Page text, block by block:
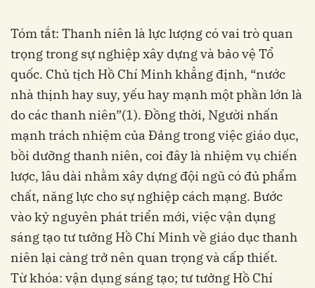
Tóm tắt: Thanh niên là lực lượng có vai trò quan
trọng trong sự nghiệp xây dựng và bảo vệ Tổ
quốc. Chủ tịch Hồ Chí Minh khẳng định, “nước
nhà thịnh hay suy, yếu hay mạnh một phần lớn là
do các thanh niên”(1). Đồng thời, Người nhấn
mạnh trách nhiệm của Đảng trong việc giáo dục,
bồi dưỡng thanh niên, coi đây là nhiệm vụ chiến
lược, lâu dài nhằm xây dựng đội ngũ có đủ phẩm
chất, năng lực cho sự nghiệp cách mạng. Bước
vào kỷ nguyên phát triển mới, việc vận dụng
sáng tạo tư tưởng Hồ Chí Minh về giáo dục thanh
niên lại càng trở nên quan trọng và cấp thiết.
Từ khóa: vận dụng sáng tạo; tư tưởng Hồ Chí